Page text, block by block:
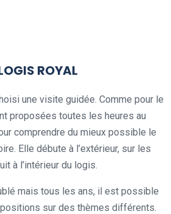
ROYAL
une visite guidée. Comme pour le
proposées toutes les heures au
comprendre du mieux possible le
Elle débute à l’extérieur, sur les
à l’intérieur du logis.
mais tous les ans, il est possible
sur des thèmes différents.